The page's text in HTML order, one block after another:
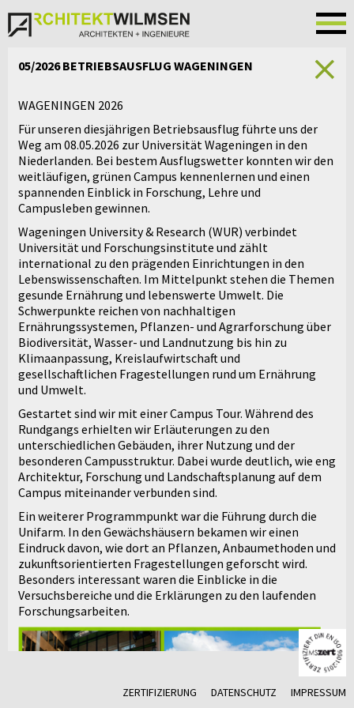
05/2026 BETRIEBSAUSFLUG WAGENINGEN
WAGENINGEN 2026
Für unseren diesjährigen Betriebsausflug führte uns der
Weg am 08.05.2026 zur Universität Wageningen in den
Niederlanden. Bei bestem Ausflugswetter konnten wir den
weitläufigen, grünen Campus kennenlernen und einen
spannenden Einblick in Forschung, Lehre und
Campusleben gewinnen.
Wageningen University & Research (WUR) verbindet
Universität und Forschungsinstitute und zählt
international zu den prägenden Einrichtungen in den
Lebenswissenschaften. Im Mittelpunkt stehen die Themen
gesunde Ernährung und lebenswerte Umwelt. Die
Schwerpunkte reichen von nachhaltigen
Ernährungssystemen, Pflanzen- und Agrarforschung über
Biodiversität, Wasser- und Landnutzung bis hin zu
Klimaanpassung, Kreislaufwirtschaft und
gesellschaftlichen Fragestellungen rund um Ernährung
und Umwelt.
Gestartet sind wir mit einer Campus Tour. Während des
Rundgangs erhielten wir Erläuterungen zu den
unterschiedlichen Gebäuden, ihrer Nutzung und der
besonderen Campusstruktur. Dabei wurde deutlich, wie eng
Architektur, Forschung und Landschaftsplanung auf dem
Campus miteinander verbunden sind.
Ein weiterer Programmpunkt war die Führung durch die
Unifarm. In den Gewächshäusern bekamen wir einen
Eindruck davon, wie dort an Pflanzen, Anbaumethoden und
zukunftsorientierten Fragestellungen geforscht wird.
Besonders interessant waren die Einblicke in die
Versuchsbereiche und die Erklärungen zu den laufenden
Forschungsarbeiten.
ZERTIFIZIERUNG DATENSCHUTZ IMPRESSUM